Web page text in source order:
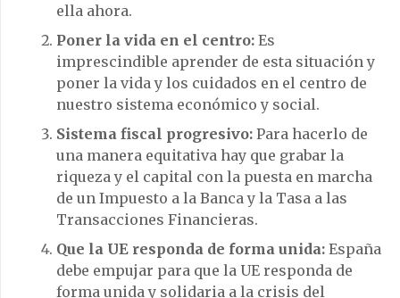
ella ahora.
Poner la vida en el centro: Es
imprescindible aprender de esta situación y
poner la vida y los cuidados en el centro de
nuestro sistema económico y social.
Sistema fiscal progresivo: Para hacerlo de
una manera equitativa hay que grabar la
riqueza y el capital con la puesta en marcha
de un Impuesto a la Banca y la Tasa a las
Transacciones Financieras.
Que la UE responda de forma unida: España
debe empujar para que la UE responda de
forma unida y solidaria a la crisis del